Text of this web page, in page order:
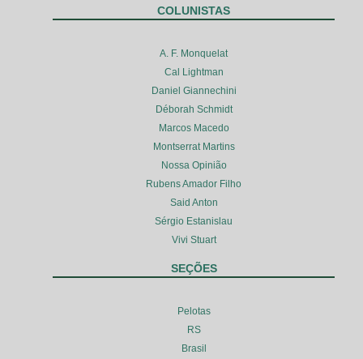
COLUNISTAS
A. F. Monquelat
Cal Lightman
Daniel Giannechini
Déborah Schmidt
Marcos Macedo
Montserrat Martins
Nossa Opinião
Rubens Amador Filho
Said Anton
Sérgio Estanislau
Vivi Stuart
SEÇÕES
Pelotas
RS
Brasil